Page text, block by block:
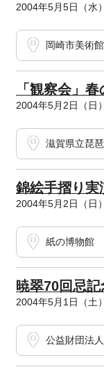
2004年5月5日（水
岡崎市美術館
「観察会」
2004年5月2日（日
滋賀県立琵
錦絵手摺り実
2004年5月2日（日
紙の博物館
暁翠70回忌
2004年5月1日（土
公益財団法